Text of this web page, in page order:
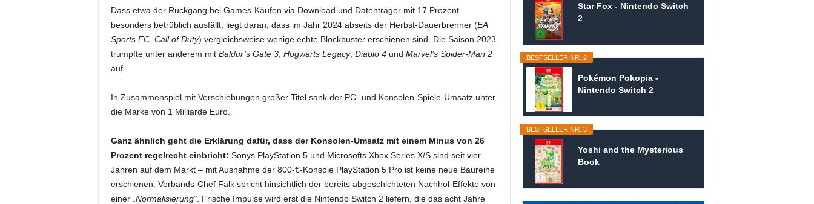
Dass etwa der Rückgang bei Games-Käufen via Download und Datenträger mit 17 Prozent
besonders betrüblich ausfällt, liegt daran, dass im Jahr 2024 abseits der Herbst-Dauerbrenner (EA
Sports FC, Call of Duty) vergleichsweise wenige echte Blockbuster erschienen sind. Die Saison 2023
trumpfte unter anderem mitBaldur’s Gate 3, Hogwarts Legacy, Diablo 4und Marvel’s Spider-Man 2
auf.
In Zusammenspiel mit Verschiebungen großer Titel sank der PC- und Konsolen-Spiele-Umsatz unter
die Marke von 1 Milliarde Euro.
Ganz ähnlich geht die Erklärung dafür, dass der Konsolen-Umsatz mit einem Minus von 26
Prozent regelrecht einbricht: Sonys PlayStation 5 und Microsofts Xbox Series X/S sind seit vier
Jahren auf dem Markt – mit Ausnahme der 800-€-Konsole PlayStation 5 Pro ist keine neue Baureihe
erschienen. Verbands-Chef Falk spricht hinsichtlich der bereits abgeschichteten Nachhol-Effekte von
einer „Normalisierung“. Frische Impulse wird erst die Nintendo Switch 2 liefern, die das acht Jahre
Star Fox - Nintendo Switch
2
BESTSELLER NR. 2
Pokémon Pokopia -
Nintendo Switch 2
BESTSELLER NR. 3
Yoshi and the Mysterious
Book